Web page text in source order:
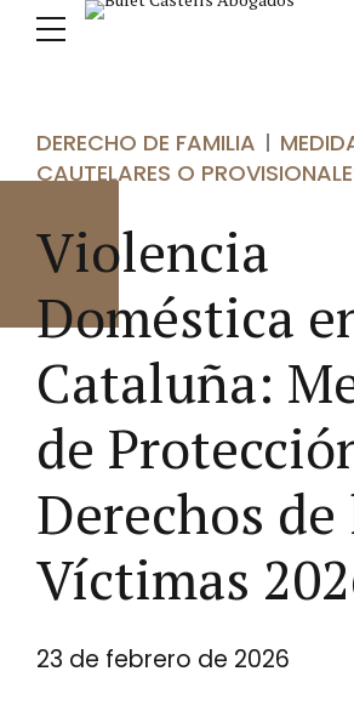
DERECHO DE FAMILIA
CAUTELARES O
Violencia
Doméstica
Cataluña:
de
Derechos de
Víctimas
23 de febrero de 2026